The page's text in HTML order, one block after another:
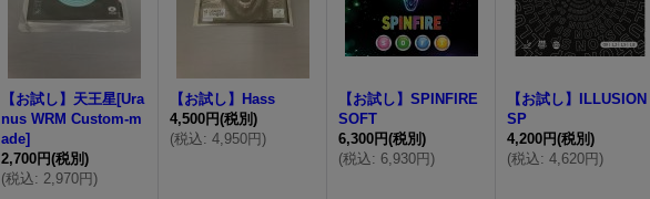
【お試し】天王星[Ura
nus WRM Custom-m
ade]
2,700円(税別)
(税込: 2,970円)
【お試し】Hass
4,500円(税別)
(税込: 4,950円)
【お試し】SPINFIRE
SOFT
6,300円(税別)
(税込: 6,930円)
【お試し】ILLUSION
SP
4,200円(税別)
(税込: 4,620円)